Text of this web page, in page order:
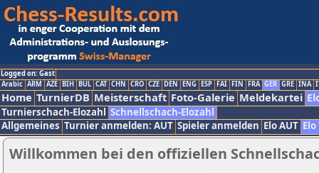
Logged on: Gast
Arabic ARM AZE BIH BUL CAT CHN CRO CZE DEN ENG ESP FAI FIN FRA GER GRE INA
Home TurnierDB Meisterschaft Foto-Galerie Meldekartei
Turnierschach-Elozahl Schnellschach-Elozahl
Allgemeines Turnier anmelden: AUT Spieler anmelden Elo AUT
Willkommen bei den offiziellen